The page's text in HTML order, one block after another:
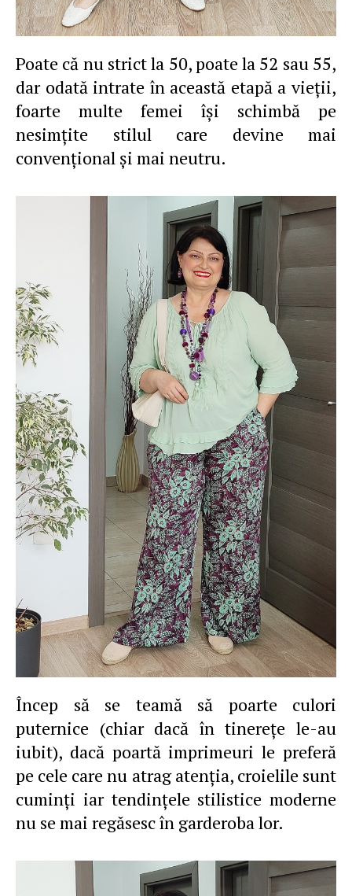
Poate că nu strict la 50, poate la 52 sau 55,
dar odată intrate în această etapă a vieţii,
foarte multe femei îşi schimbă pe
nesimţite stilul care devine mai
convenţional şi mai neutru.
Încep să se teamă să poarte culori
puternice (chiar dacă în tinereţe le-au
iubit), dacă poartă imprimeuri le preferă
pe cele care nu atrag atenţia, croielile sunt
cuminţi iar tendinţele stilistice moderne
nu se mai regăsesc în garderoba lor.